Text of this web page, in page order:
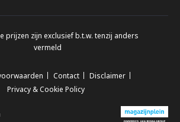
prijzen zijn exclusief b.t.w. tenzij anders
vermeld
Contact
Disclaimer
Privacy & Cookie Policy